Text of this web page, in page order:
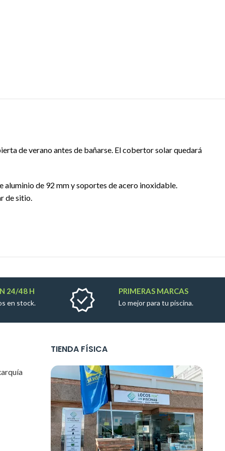
de verano antes de bañarse. El cobertor solar quedará
de 92 mm y soportes de acero inoxidable.
de sitio.
24/48 H
en stock.
PRIMERAS MARCAS
Lo mejor para tu piscina.
TIENDA FÍSICA